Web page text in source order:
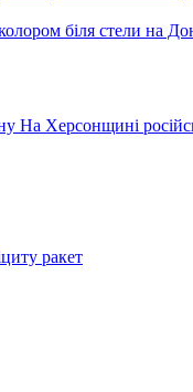
біля стели на
На Херсонщині
ракет